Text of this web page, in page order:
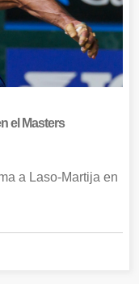
el Masters
a Laso-Martija en